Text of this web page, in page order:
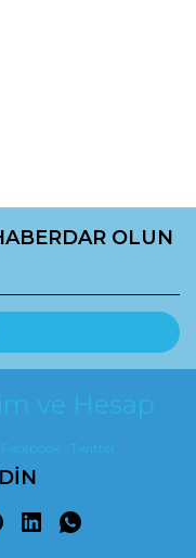
OLUN
ve Hesap
Facebook Twitter